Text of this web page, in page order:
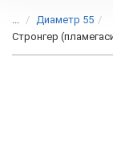
...
Диаметр 55
Стронгер